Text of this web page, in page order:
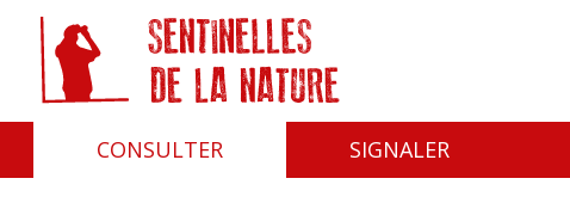
CONSULTER SIGNALER
Panneau de gestion des cookies